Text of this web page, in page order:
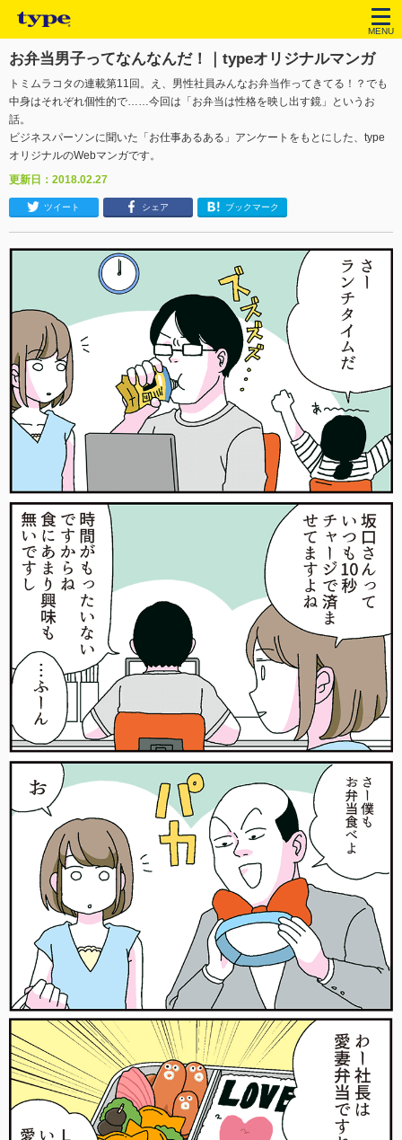
MENU
お弁当男子ってなんなんだ！｜typeオリジナルマンガ
トミムラコタの連載第11回。え、男性社員みんなお弁当作ってきてる！？でも
中身はそれぞれ個性的で……今回は「お弁当は性格を映し出す鏡」というお
話。
ビジネスパーソンに聞いた「お仕事あるある」アンケートをもとにした、type
オリジナルのWebマンガです。
更新日：2018.02.27
ツイート シェア ブックマーク